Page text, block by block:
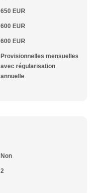
650 EUR
600 EUR
600 EUR
Provisionnelles mensuelles
avec régularisation
annuelle
Non
2